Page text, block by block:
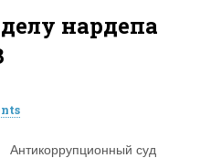
нардепа
Антикоррупционный суд